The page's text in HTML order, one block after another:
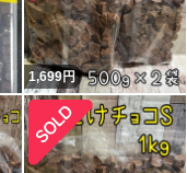
1,699円